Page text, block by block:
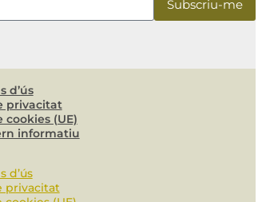
d’ús
privacitat
cookies (UE)
informatiu
d’ús
privacitat